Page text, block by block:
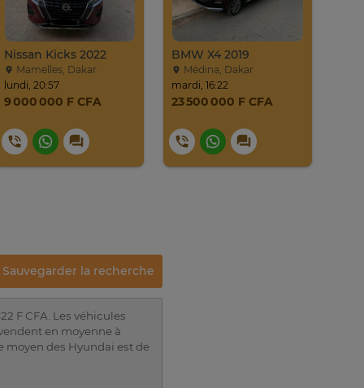
Nissan Kicks 2022
Mamelles, Dakar
lundi, 20:57
9 000 000 F CFA
BMW X4 2019
Médina, Dakar
mardi, 16:22
23 500 000 F CFA
Sauvegarder la recherche
F CFA. Les véhicules
en moyenne à
moyen des Hyundai est de